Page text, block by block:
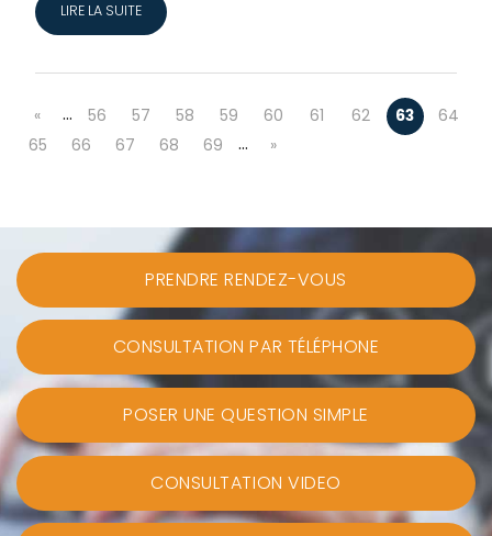
LIRE LA SUITE
« … 56 57 58 59 60 61 62 63
64
65
66 67 68 69 … »
PRENDRE RENDEZ-VOUS
CONSULTATION PAR TÉLÉPHONE
POSER UNE QUESTION SIMPLE
CONSULTATION VIDEO